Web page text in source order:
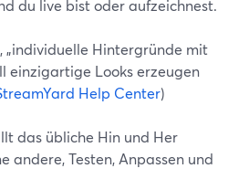
du live bist oder aufzeichnest.
Hintergründe mit
einzigartige Looks erzeugen
Help Center)
das übliche Hin und Her
andere, Testen, Anpassen und